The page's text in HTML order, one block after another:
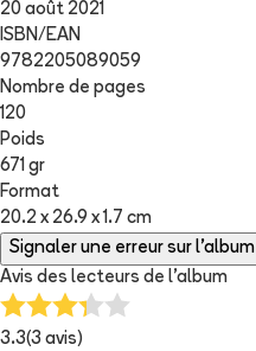
20 août 2021
ISBN/EAN
9782205089059
Nombre de pages
120
Poids
671 gr
Format
20.2 x 26.9 x 1.7 cm
Signaler une erreur sur l'album
Avis des lecteurs de l'album
3.3(3 avis)